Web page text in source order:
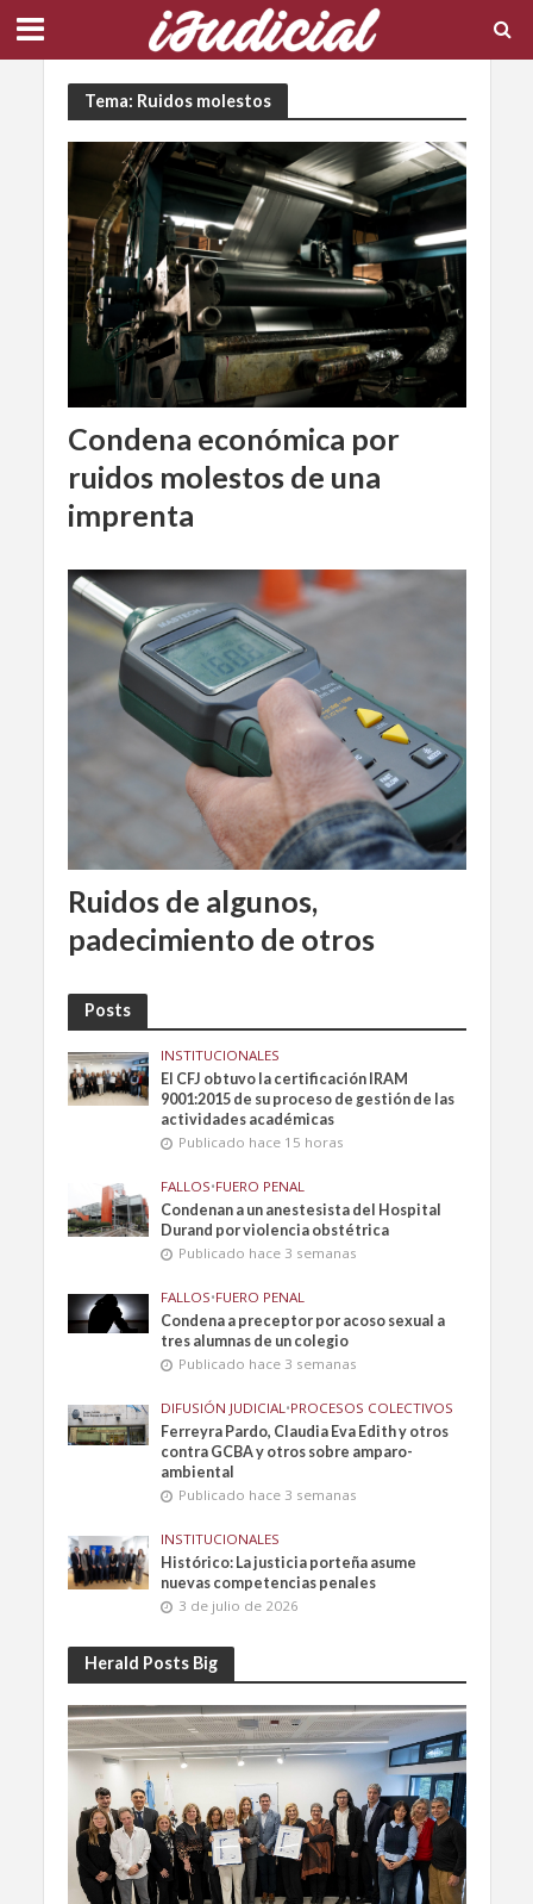
Tema: Ruidos molestos
Condena económica por
ruidos molestos de una
imprenta
Ruidos de algunos,
padecimiento de otros
Posts
INSTITUCIONALES
El CFJ obtuvo la certificación IRAM
9001:2015 de su proceso de gestión de las
actividades académicas
Publicado hace 15 horas
FALLOS•FUERO PENAL
Condenan a un anestesista del Hospital
Durand por violencia obstétrica
Publicado hace 3 semanas
FALLOS•FUERO PENAL
Condena a preceptor por acoso sexual a
tres alumnas de un colegio
Publicado hace 3 semanas
DIFUSIÓN JUDICIAL •PROCESOS COLECTIVOS
Ferreyra Pardo, Claudia Eva Edith y otros
contra GCBA y otros sobre amparo-
ambiental
Publicado hace 3 semanas
INSTITUCIONALES
Histórico: La justicia porteña asume
nuevas competencias penales
3 de julio de 2026
Herald Posts Big